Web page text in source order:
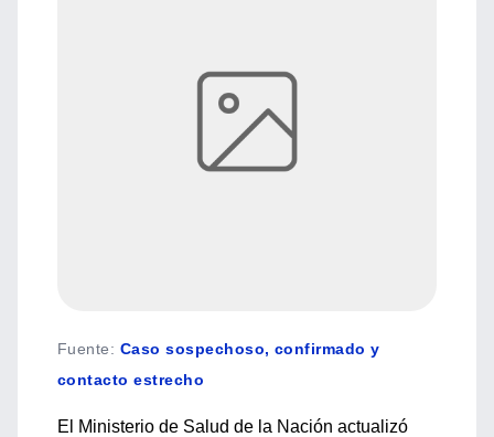
Fuente: Caso sospechoso, confirmado y
contacto estrecho
El Ministerio de Salud de la Nación actualizó